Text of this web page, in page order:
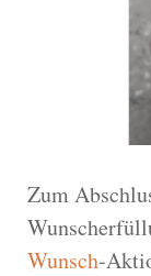
Zum
Wunsch-